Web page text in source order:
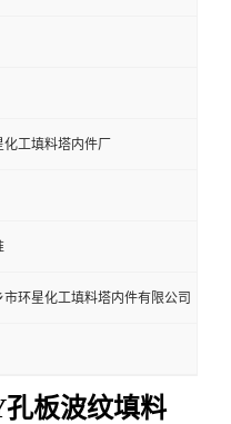
工填料塔内件厂
环星化工填料塔内件有限公司
孔板波纹填料